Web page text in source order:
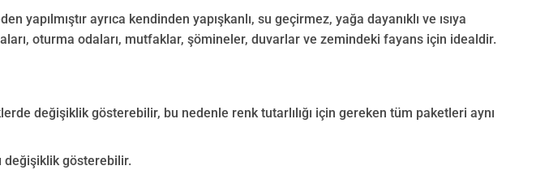
yapılmıştır ayrıca kendinden yapışkanlı, su geçirmez, yağa dayanıklı ve ısıya
oturma odaları, mutfaklar, şömineler, duvarlar ve zemindeki fayans için idealdir.
değişiklik gösterebilir, bu nedenle renk tutarlılığı için gereken tüm paketleri aynı
değişiklik gösterebilir.